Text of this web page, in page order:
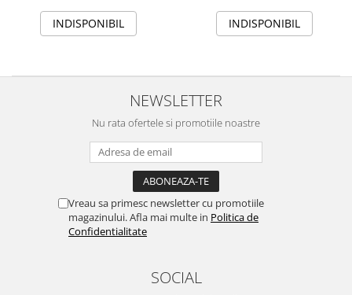
INDISPONIBIL INDISPONIBIL
NEWSLETTER
Nu rata ofertele si promotiile noastre
Vreau sa primesc newsletter cu promotiile
magazinului. Afla mai multe in Politica de
Confidentialitate
SOCIAL